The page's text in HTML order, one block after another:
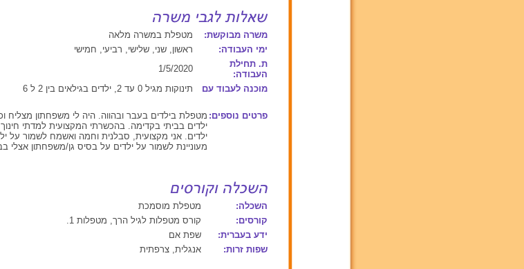
משרה מבוקשת:
מטפלת במשרה מלאה
ימי העבודה:
ראשון, שני, שלישי, רביעי, חמישי
ת. תחילת
העבודה:
1/5/2020
מוכנה לעבוד עם
תינוקות מגיל 0 עד 2, ילדים בגילאים בין 2 ל 6
פרטים נוספים: מטפלת בילדים בעבר ובהווה. היה לי משפחתון מצליח
ילדים בביתי בקדימה. בהכשרתי המקצועית למדתי
ילדים. אני מקצועית, סבלנית וחמה ואשמח לשמור על
מעוניינת לשמור על ילדים על בסיס גן/משפחתון אצלי בבית. ימים
השכלה:
מטפלת מוסמכת
קורסים:
קורס מטפלות לגיל הרך, מטפלות 1.
ידע בעברית:
שפת אם
שפות זרות:
אנגלית, צרפתית